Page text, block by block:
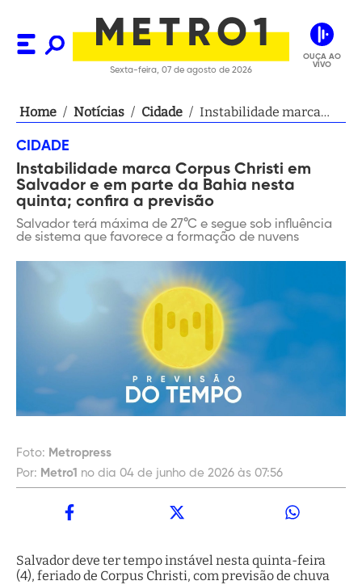
Sexta-feira, 07 de agosto de 2026
OUÇA AO
VIVO
Home / Notícias / Cidade / Instabilidade marca
Bahia nesta quinta;
confira a previsão
CIDADE
Instabilidade marca Corpus Christi em
Salvador e em parte da Bahia nesta
quinta; confira a previsão
Salvador terá máxima de 27°C e segue sob influência
de sistema que favorece a formação de nuvens
Foto: Metropress
Por: Metro1 no dia 04 de junho de 2026 às 07:56
Salvador deve ter tempo instável nesta quinta-feira
(4), feriado de Corpus Christi, com previsão de chuva